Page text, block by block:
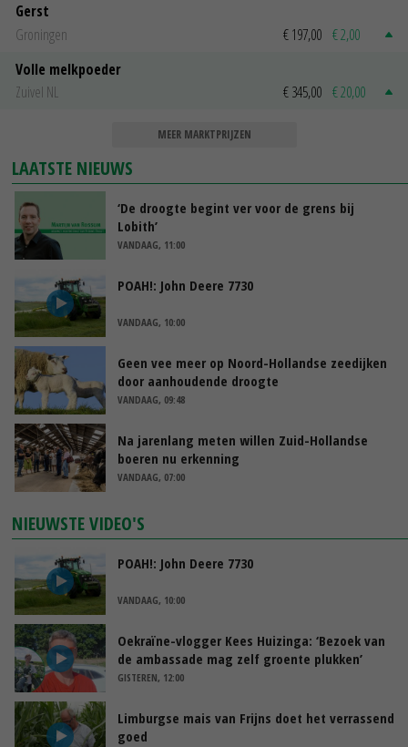
Gerst
Groningen
€ 197,00 € 2,00
Volle melkpoeder
Zuivel NL
€ 345,00 € 20,00
MEER MARKTPRIJZEN
LAATSTE NIEUWS
‘De droogte begint ver voor de grens bij
Lobith’
VANDAAG, 11:00
POAH!: John Deere 7730
VANDAAG, 10:00
Geen vee meer op Noord-Hollandse zeedijken
door aanhoudende droogte
VANDAAG, 09:48
Na jarenlang meten willen Zuid-Hollandse
boeren nu erkenning
VANDAAG, 07:00
NIEUWSTE VIDEO'S
POAH!: John Deere 7730
VANDAAG, 10:00
Oekraïne-vlogger Kees Huizinga: ‘Bezoek van
de ambassade mag zelf groente plukken’
GISTEREN, 12:00
Limburgse mais van Frijns doet het verrassend
goed